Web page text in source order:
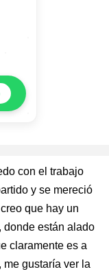
con el trabajo
y se mereció
que hay un
donde están alado
claramente es a
me gustaría ver la